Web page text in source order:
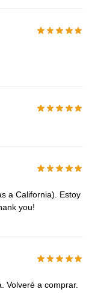
a California). Estoy
you!
Volveré a comprar.